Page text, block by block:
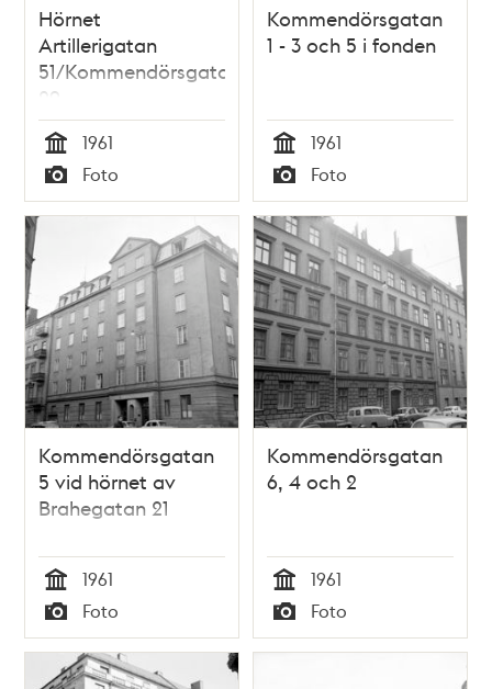
Hörnet
Artillerigatan
51/Kommendörsgatan
29
Tid
1961
Typ
Foto
Kommendörsgatan
1 - 3 och 5 i fonden
Tid
1961
Typ
Foto
Kommendörsgatan
5 vid hörnet av
Brahegatan 21
Tid
1961
Typ
Foto
Kommendörsgatan
6, 4 och 2
Tid
1961
Typ
Foto